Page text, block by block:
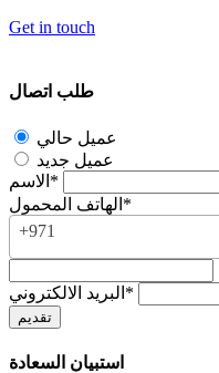
Get in touch
طلب اتصال
عميل حالي
عميل جديد
الاسم*
الهاتف المحمول*
+971
البريد الالكتروني*
استبيان السعادة